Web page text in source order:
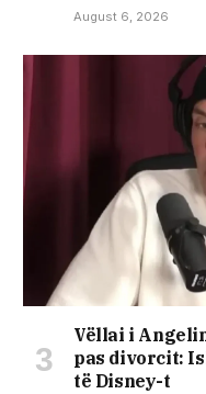
August 6, 2026
Vëllai i
pas divorcit:
të Disney-t